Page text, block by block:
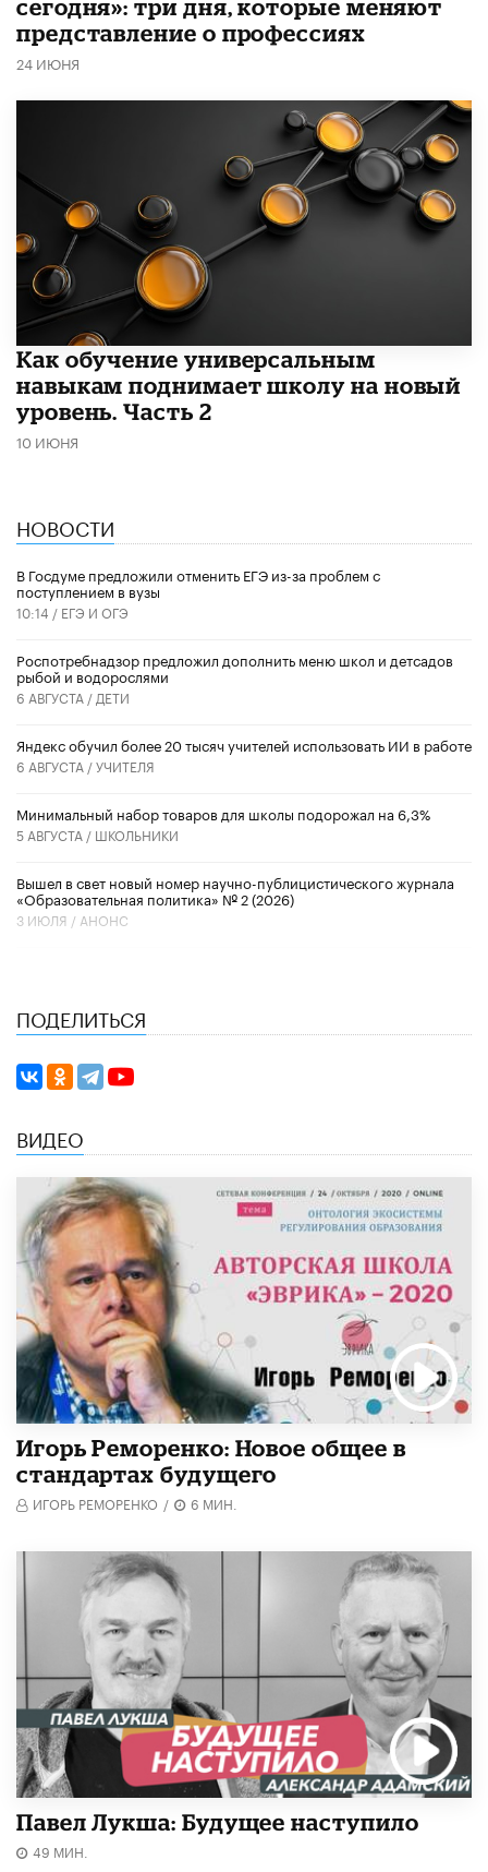
сегодня»: три дня, которые меняют
представление о профессиях
24 ИЮНЯ
​Как обучение универсальным
навыкам поднимает школу на новый
уровень. Часть 2
10 ИЮНЯ
НОВОСТИ
В Госдуме предложили отменить ЕГЭ из-за проблем с
поступлением в вузы
10:14 / ЕГЭ И ОГЭ
Роспотребнадзор предложил дополнить меню школ и детсадов
рыбой и водорослями
6 АВГУСТА / ДЕТИ
​Яндекс обучил более 20 тысяч учителей использовать ИИ в работе
6 АВГУСТА /УЧИТЕЛЯ
Минимальный набор товаров для школы подорожал на 6,3%
5 АВГУСТА / ШКОЛЬНИКИ
Вышел в свет новый номер научно-публицистического журнала
«Образовательная политика» № 2 (2026)
3 ИЮЛЯ / АНОНС
ПОДЕЛИТЬСЯ
ВИДЕО
Игорь Реморенко: Новое общее в
стандартах будущего
ИГОРЬ РЕМОРЕНКО / 6 МИН.
Павел Лукша: Будущее наступило
49 МИН.